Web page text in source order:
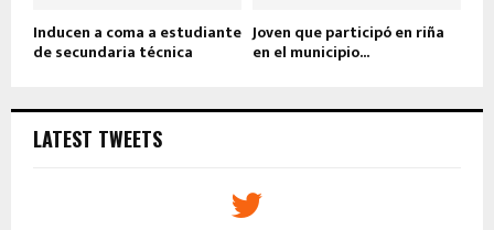
Inducen a coma a estudiante
de secundaria técnica
Joven que participó en riña
en el municipio...
LATEST TWEETS